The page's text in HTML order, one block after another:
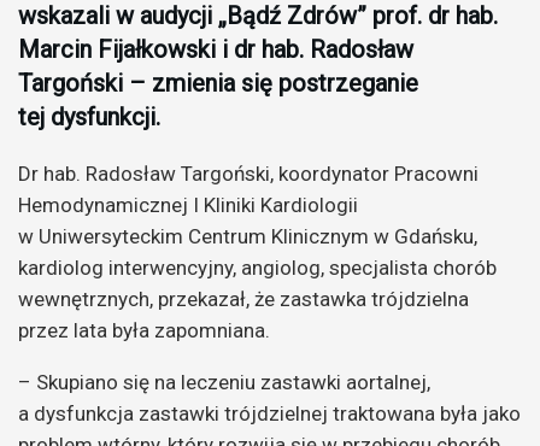
wskazali w audycji „Bądź Zdrów” prof. dr hab.
Marcin Fijałkowski i dr hab. Radosław
Targoński – zmienia się postrzeganie
tej dysfunkcji.
Dr hab. Radosław Targoński, koordynator Pracowni
Hemodynamicznej I Kliniki Kardiologii
w Uniwersyteckim Centrum Klinicznym w Gdańsku,
kardiolog interwencyjny, angiolog, specjalista chorób
wewnętrznych, przekazał, że zastawka trójdzielna
przez lata była zapomniana.
– Skupiano się na leczeniu zastawki aortalnej,
a dysfunkcja zastawki trójdzielnej traktowana była jako